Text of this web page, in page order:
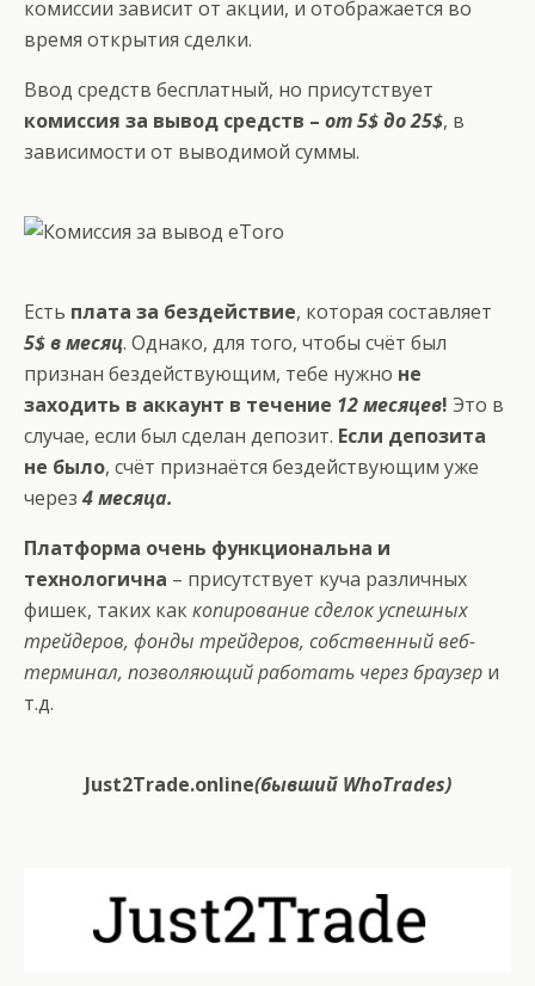
комиссии зависит от акции, и отображается во
время открытия сделки.
Ввод средств бесплатный, но присутствует
комиссия за вывод средств – от 5$ до 25$, в
зависимости от выводимой суммы.
Есть плата за бездействие, которая составляет
5$ в месяц. Однако, для того, чтобы счёт был
признан бездействующим, тебе нужно не
заходить в аккаунт в течение 12 месяцев! Это в
случае, если был сделан депозит. Если депозита
не было, счёт признаётся бездействующим уже
через 4 месяца.
Платформа очень функциональна и
технологична – присутствует куча различных
фишек, таких каккопирование сделок успешных
трейдеров, фонды трейдеров, собственный веб-
терминал, позволяющий работать через браузер и
т.д.
Just2Trade.online(бывший WhoTrades)